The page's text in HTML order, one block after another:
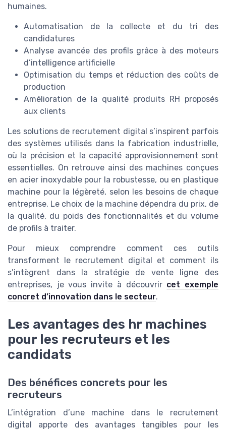
humaines.
Automatisation de la collecte et du tri des
candidatures
Analyse avancée des profils grâce à des moteurs
d’intelligence artificielle
Optimisation du temps et réduction des coûts de
production
Amélioration de la qualité produits RH proposés
aux clients
Les solutions de recrutement digital s’inspirent parfois
des systèmes utilisés dans la fabrication industrielle,
où la précision et la capacité approvisionnement sont
essentielles. On retrouve ainsi des machines conçues
en acier inoxydable pour la robustesse, ou en plastique
machine pour la légèreté, selon les besoins de chaque
entreprise. Le choix de la machine dépendra du prix, de
la qualité, du poids des fonctionnalités et du volume
de profils à traiter.
Pour mieux comprendre comment ces outils
transforment le recrutement digital et comment ils
s’intègrent dans la stratégie de vente ligne des
entreprises, je vous invite à découvrir cet exemple
concret d’innovation dans le secteur.
Les avantages des hr machines
pour les recruteurs et les
candidats
Des bénéfices concrets pour les
recruteurs
L’intégration d’une machine dans le recrutement
digital apporte des avantages tangibles pour les